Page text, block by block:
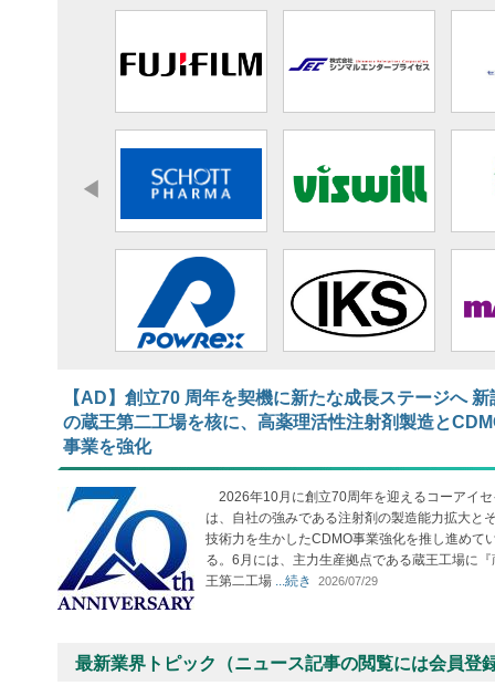
【AD】​​​​​​​創立70 周年を契機に新たな成長ステージへ 新
の蔵王第二工場を核に、高薬理活性注射剤製造と
事業を強化
2026年10月に創立70周年を迎えるコーアイセ
は、自社の強みである注射剤の製造能力拡大と
技術力を生かしたCDMO事業強化を推し進めて
る。6月には、主力生産拠点である蔵王工場に『
王第二工場 ...続き 2026/07/29
最新業界トピック（ニュース記事の閲覧には会員登